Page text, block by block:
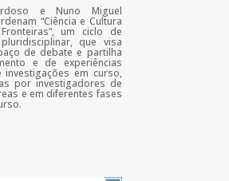
e Nuno Miguel
“Ciência e Cultura
um ciclo de
que visa
de debate e partilha
e de experiências
investigações em curso,
por investigadores de
e em diferentes fases